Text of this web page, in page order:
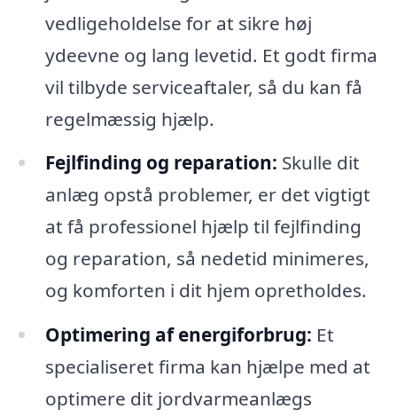
vedligeholdelse for at sikre høj
ydeevne og lang levetid. Et godt firma
vil tilbyde serviceaftaler, så du kan få
regelmæssig hjælp.
Fejlfinding og reparation: Skulle dit
anlæg opstå problemer, er det vigtigt
at få professionel hjælp til fejlfinding
og reparation, så nedetid minimeres,
og komforten i dit hjem opretholdes.
Optimering af energiforbrug: Et
specialiseret firma kan hjælpe med at
optimere dit jordvarmeanlægs